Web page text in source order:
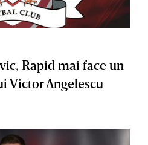
Victor Angelescu